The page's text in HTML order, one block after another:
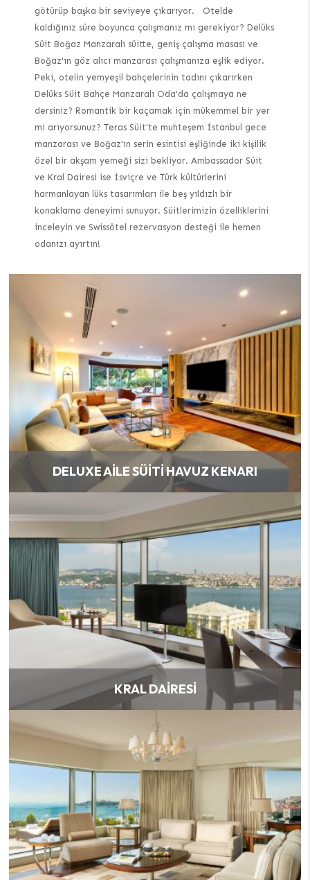
götürüp başka bir seviyeye çıkarıyor. Otelde
kaldığınız süre boyunca çalışmanız mı gerekiyor? Delüks
Süit Boğaz Manzaralı süitte, geniş çalışma masası ve
Boğaz'ın göz alıcı manzarası çalışmanıza eşlik ediyor.
Peki, otelin yemyeşil bahçelerinin tadını çıkarırken
Delüks Süit Bahçe Manzaralı Oda'da çalışmaya ne
dersiniz? Romantik bir kaçamak için mükemmel bir yer
mi arıyorsunuz? Teras Süit'te muhteşem İstanbul gece
manzarası ve Boğaz'ın serin esintisi eşliğinde iki kişilik
özel bir akşam yemeği sizi bekliyor. Ambassador Süit
ve Kral Dairesi ise İsviçre ve Türk kültürlerini
harmanlayan lüks tasarımları ile beş yıldızlı bir
konaklama deneyimi sunuyor. Süitlerimizin özelliklerini
inceleyin ve Swissôtel rezervasyon desteği ile hemen
odanızı ayırtın!
DELUXE AILE SÜITI HAVUZ KENARI
KRAL DAIRESI